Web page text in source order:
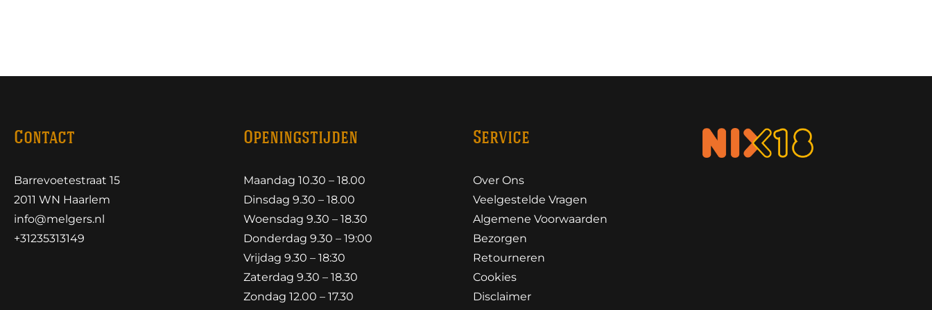
Contact
Barrevoetestraat 15
2011 WN Haarlem
info@melgers.nl
+31235313149
Openingstijden
Maandag 10.30 – 18.00
Dinsdag 9.30 – 18.00
Woensdag 9.30 – 18.30
Donderdag 9.30 – 19:00
Vrijdag 9.30 – 18:30
Zaterdag 9.30 – 18.30
Zondag 12.00 – 17.30
Service
Over Ons
Veelgestelde Vragen
Algemene Voorwaarden
Bezorgen
Retourneren
Cookies
Disclaimer